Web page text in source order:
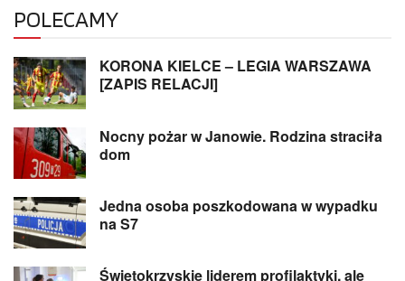
POLECAMY
KORONA KIELCE – LEGIA WARSZAWA
[ZAPIS RELACJI]
Nocny pożar w Janowie. Rodzina straciła
dom
Jedna osoba poszkodowana w wypadku
na S7
Świętokrzyskie liderem profilaktyki, ale